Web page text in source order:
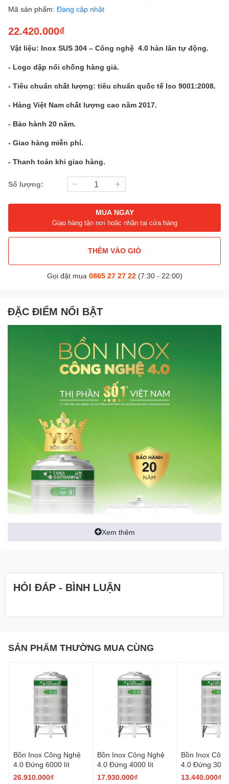
Mã sản phẩm: Đang cập nhật
22.420.000₫
Vật liệu: Inox SUS 304 – Công nghệ 4.0 hàn lăn tự động.
- Logo dập nổi chống hàng giả.
- Tiêu chuẩn chất lượng: tiêu chuẩn quốc tế Iso 9001:2008.
- Hàng Việt Nam chất lượng cao năm 2017.
- Bảo hành 20 năm.
- Giao hàng miễn phí.
- Thanh toán khi giao hàng.
Số lượng:
MUA NGAY
Giao hàng tận nơi hoặc nhận tại cửa hàng
THÊM VÀO GIỎ
Gọi đặt mua 0865 27 27 22(7:30 - 22:00)
ĐẶC ĐIỂM NỔI BẬT
Bồn Inox Công Nghệ
4.0 Đứng
✍Kiểu dáng mới lạ, thân bồn đa gân.
Xem thêm
HỎI ĐÁP - BÌNH LUẬN
SẢN PHẨM THƯỜNG MUA CÙNG
Bồn Inox Công Nghệ
4.0 Đứng 6000 lít
26.910.000₫
Bồn Inox Công Nghệ
4.0 Đứng 4000 lít
17.930.000₫
Bồn Inox
4.0 Đứng
13.440.000₫